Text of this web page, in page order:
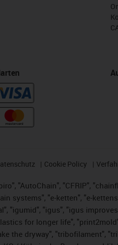
Cookie Policy
"AutoChain", "CFRIP",
systems", "e-ketten", "e-
"igumid", "igus", "igus
for longer life",
the dryway", "tribofilament",